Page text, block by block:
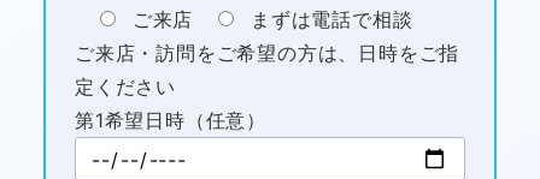
ご来店
まずは電話で相談
ご来店・訪問をご希望の方は、日時をご指
定ください
第1希望日時（任意）